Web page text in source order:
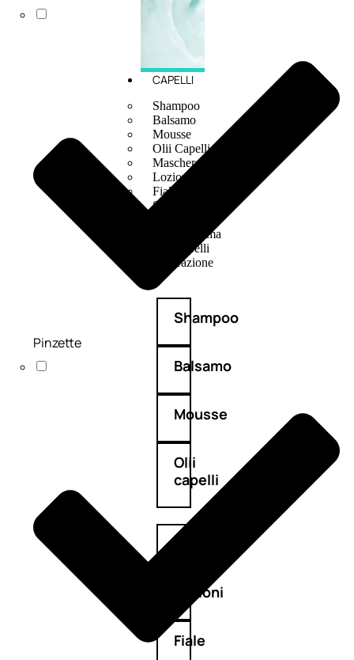
CAPELLI
Shampoo
Balsamo
Mousse
Olii Capelli
Maschere
Lozioni
Fiale
Sieri e Cristalli
Cera e Crema
Gel Capelli
Colorazione
Shampoo
Balsamo
Mousse
Olii
capelli
Lozioni
Fiale
Pinzette